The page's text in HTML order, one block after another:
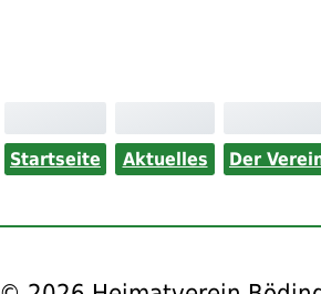
Startseite Aktuelles Der